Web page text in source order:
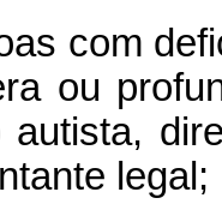
com
ou
autista,
legal;